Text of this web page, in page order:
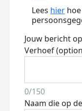
Lees hier
Jouw bericht
Verhoef
0/150
Naam die op